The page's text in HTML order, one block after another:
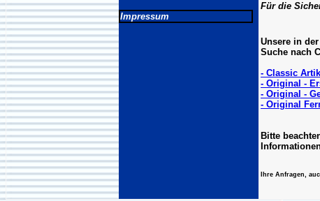
Impressum
Für die
Unsere in
Suche nach
- Classic
- Original -
- Original -
- Original
Bitte
Ihre Anfragen,